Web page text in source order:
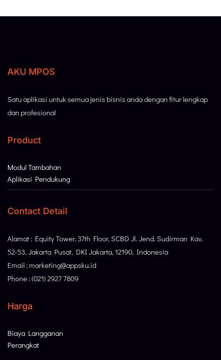
AKU MPOS
Satu aplikasi untuk semua jenis bisnis anda dengan fitur lengkap
dan profesional
Product
Modul Tambahan
Aplikasi Pendukung
Contact Detail
Alamat : Equity Tower, 37th Floor, SCBD Jl. Jend. Sudirman Kav.
52-53, Jakarta Pusat, DKI Jakarta, 12190, Indonesia
Email : marketing@appsku.id
Phone : (021) 2927 7809
Harga
Biaya Langganan
Perangkat